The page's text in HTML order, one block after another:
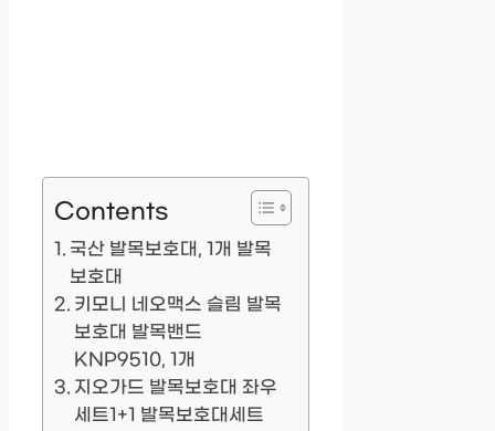
Contents
국산 발목보호대, 1개 발목
보호대
키모니 네오맥스 슬림 발목
보호대 발목밴드
KNP9510, 1개
지오가드 발목보호대 좌우
세트1+1 발목보호대세트